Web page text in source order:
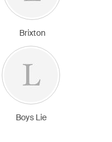
Brixton
Boys Lie